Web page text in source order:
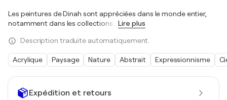
Expédition et retours
Les peintures de Dinah sont appréciées dans le monde entier,
notamment dans les collections
Lire plus
Description traduite automatiquement.
Acrylique Paysage Nature Abstrait Expressionnisme